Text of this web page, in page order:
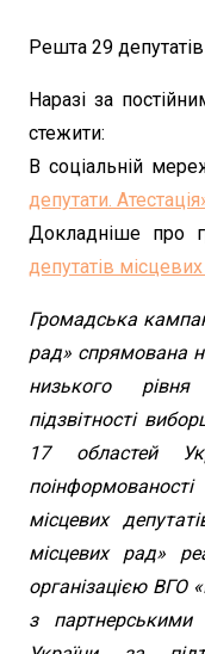
Решта 29
Наразі за
стежити:
В соціальній
депутати.
Докладніше про
депутатів
Громадська
рад» спрямована
низького рівня
підзвітності
17 областей
місцевих
місцевих рад»
організацією ВГО
з партнерськими